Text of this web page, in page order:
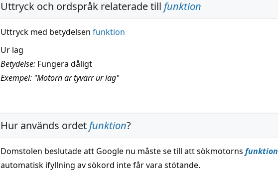
Uttryck och ordspråk relaterade till funktion
Uttryck med betydelsen funktion
Ur lag
Betydelse: Fungera dåligt
Exempel: "Motorn är tyvärr ur lag"
Hur används ordet funktion?
Domstolen beslutade att Google nu måste se till att sökmotorns funktion
automatisk ifyllning av sökord inte får vara stötande.